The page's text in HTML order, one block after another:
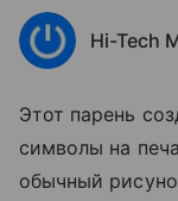
Hi-Tech
Этот парень
символы на
обычный